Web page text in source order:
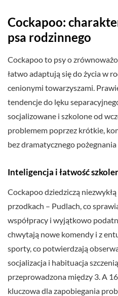
Cockapoo:
psa rodzinnego
Cockapoo to psy o
łatwo adaptują się do życia w
cenionymi towarzyszami.
tendencje do lęku
socjalizowane i szkolone od
problemem poprzez krótkie,
bez dramatycznego
Inteligencja i łatwość
Cockapoo dziedziczą
przodkach – Pudlach, co
współpracy i wyjątkowo
chwytają nowe komendy i z
sporty, co potwierdzają
socjalizacja i habituacja
przeprowadzona między 3. A
kluczowa dla zapobiegania